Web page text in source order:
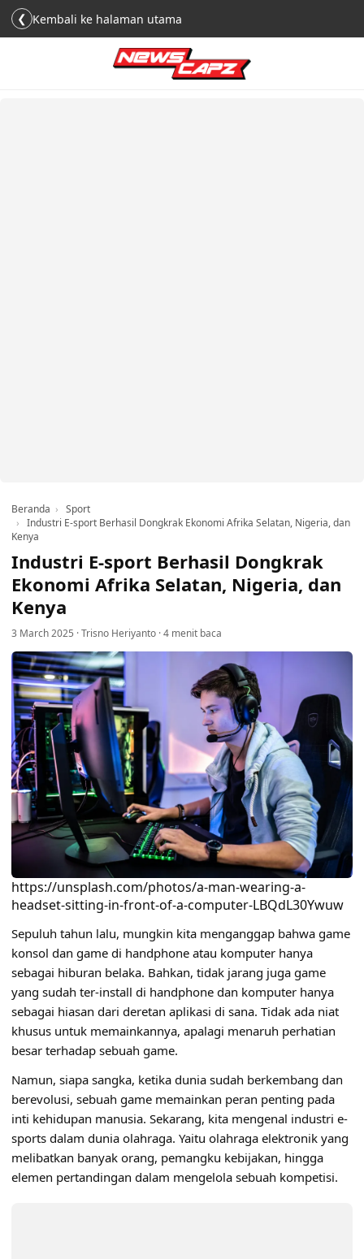
❮ Kembali ke halaman utama
Beranda
Sport
Industri E-sport Berhasil Dongkrak Ekonomi Afrika Selatan, Nigeria, dan
Kenya
Industri E-sport Berhasil Dongkrak
Ekonomi Afrika Selatan, Nigeria, dan
Kenya
3 March 2025 ·Trisno Heriyanto ·4 menit baca
https://unsplash.com/photos/a-man-wearing-a-
headset-sitting-in-front-of-a-computer-LBQdL30Ywuw
Sepuluh tahun lalu, mungkin kita menganggap bahwa game
konsol dan game di handphone atau komputer hanya
sebagai hiburan belaka. Bahkan, tidak jarang juga game
yang sudah ter-install di handphone dan komputer hanya
sebagai hiasan dari deretan aplikasi di sana. Tidak ada niat
khusus untuk memainkannya, apalagi menaruh perhatian
besar terhadap sebuah game.
Namun, siapa sangka, ketika dunia sudah berkembang dan
berevolusi, sebuah game memainkan peran penting pada
inti kehidupan manusia. Sekarang, kita mengenal industri e-
sports dalam dunia olahraga. Yaitu olahraga elektronik yang
melibatkan banyak orang, pemangku kebijakan, hingga
elemen pertandingan dalam mengelola sebuah kompetisi.